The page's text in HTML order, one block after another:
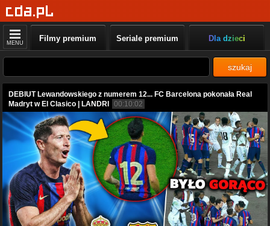
MENU Filmy premium Seriale premium Dla dzieci
szukaj
DEBIUT Lewandowskiego z numerem 12... FC Barcelona pokonała Real
Madryt w El Clasico | LANDRI
00:10:02